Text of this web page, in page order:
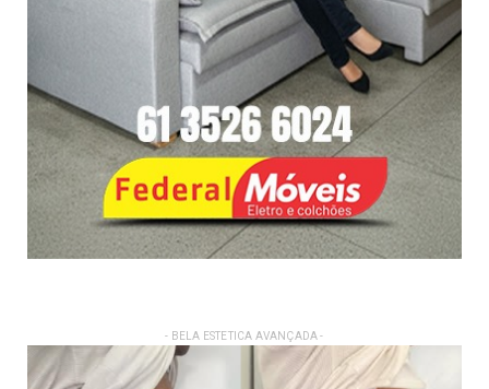
- BELA ESTETICA AVANÇADA -